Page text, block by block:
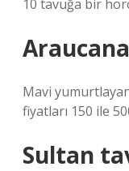
10 tavuğa bir
Mavi
fiyatları 150 ile
Sultan